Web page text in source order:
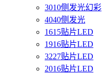
3010侧发光幻彩
4040侧发光
1615贴片LED
1916贴片LED
3227贴片LED
2016贴片LED